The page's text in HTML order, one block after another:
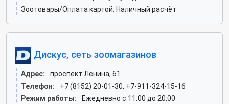
Зоотовары/Оплата картой. Наличный расчёт
Дискус, сеть зоомагазинов
Адрес:
проспект Ленина, 61
Телефон:
+7 (8152) 20-01-30, +7-911-324-15-16
Режим работы:
Ежедневно с 11:00 до 20:00